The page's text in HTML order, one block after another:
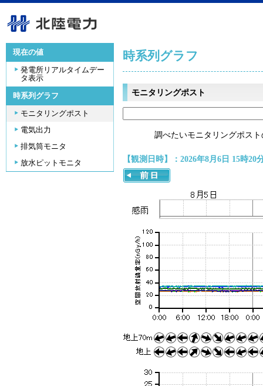
現在の値
発電所リアルタイムデー
タ表示
時系列グラフ
モニタリングポスト
電気出力
排気筒モニタ
放水ピットモニタ
時系列グラフ
モニタリングポスト
調べたいモニタリングポス
【観測日時】：2026年8月6日 15時20